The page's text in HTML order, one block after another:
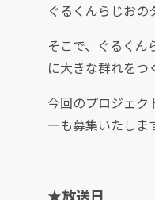
ぐるくんらじおの
そこで、ぐるくん
に大きな群れをつ
今回のプロジェク
ーも募集いたしま
★放送日